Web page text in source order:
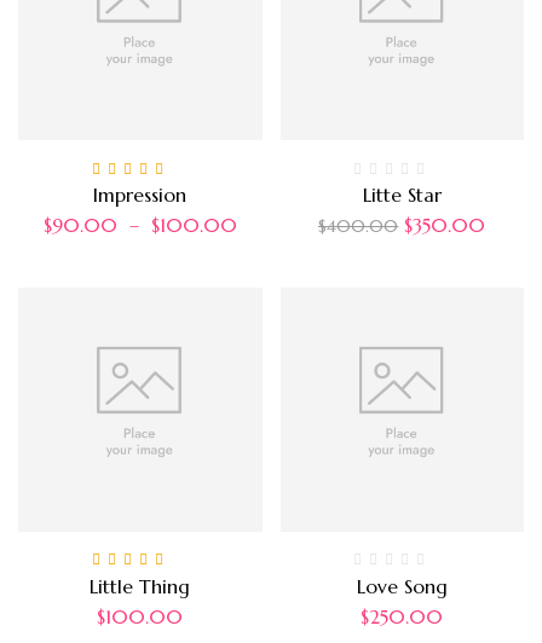
Note4.00
sur 5
Impression
$90.00 – $100.00
Litte Star
$400.00 $350.00
Note5.00sur 5
Little Thing
$100.00
Love Song
$250.00